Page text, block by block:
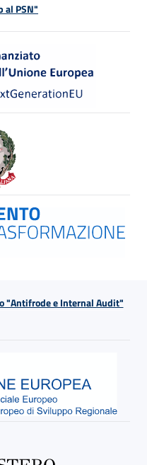
al PSN"
"Antifrode e Internal Audit"